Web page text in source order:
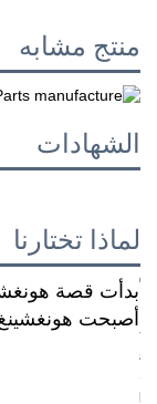
منتج مشابه
الشهادات
لماذا تختارنا
أصبحت هونغشينغ